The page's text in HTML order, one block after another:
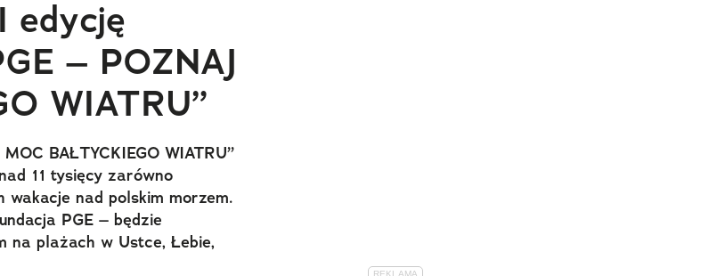
edycję
– POZNAJ
WIATRU”
BAŁTYCKIEGO WIATRU”
11 tysięcy zarówno
nad polskim morzem.
PGE – będzie
na plażach w Ustce, Łebie,